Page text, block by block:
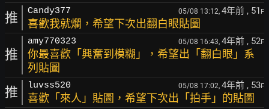
推 Candy377 05/08 13:12, 4年前 , 51 F
喜歡我就爛，希望下次出翻白眼貼圖
推
amy770323 05/08 16:43, 4年前 , 52F
你最喜歡「興奮到模糊」，希望出「翻白眼」系
列貼圖
推 luvss520 05/08 17:02, 4年前 , 53F
喜歡「來人」貼圖，希望下次出「拍手」的貼圖